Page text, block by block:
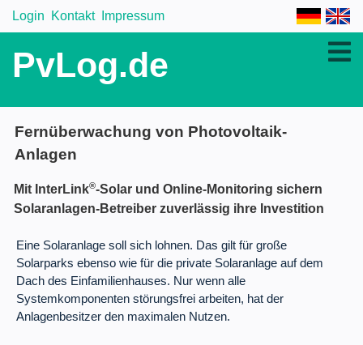
Login Kontakt Impressum
PvLog.de
Fernüberwachung von Photovoltaik-
Anlagen
Mit InterLink®-Solar und Online-Monitoring sichern
Solaranlagen-Betreiber zuverlässig ihre Investition
Eine Solaranlage soll sich lohnen. Das gilt für große
Solarparks ebenso wie für die private Solaranlage auf dem
Dach des Einfamilienhauses. Nur wenn alle
Systemkomponenten störungsfrei arbeiten, hat der
Anlagenbesitzer den maximalen Nutzen.